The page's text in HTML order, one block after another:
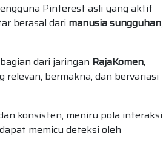
Pinterest asli yang aktif
berasal dari manusia sungguhan,
dari jaringan RajaKomen,
bermakna, dan bervariasi
konsisten, meniru pola interaksi
memicu deteksi oleh